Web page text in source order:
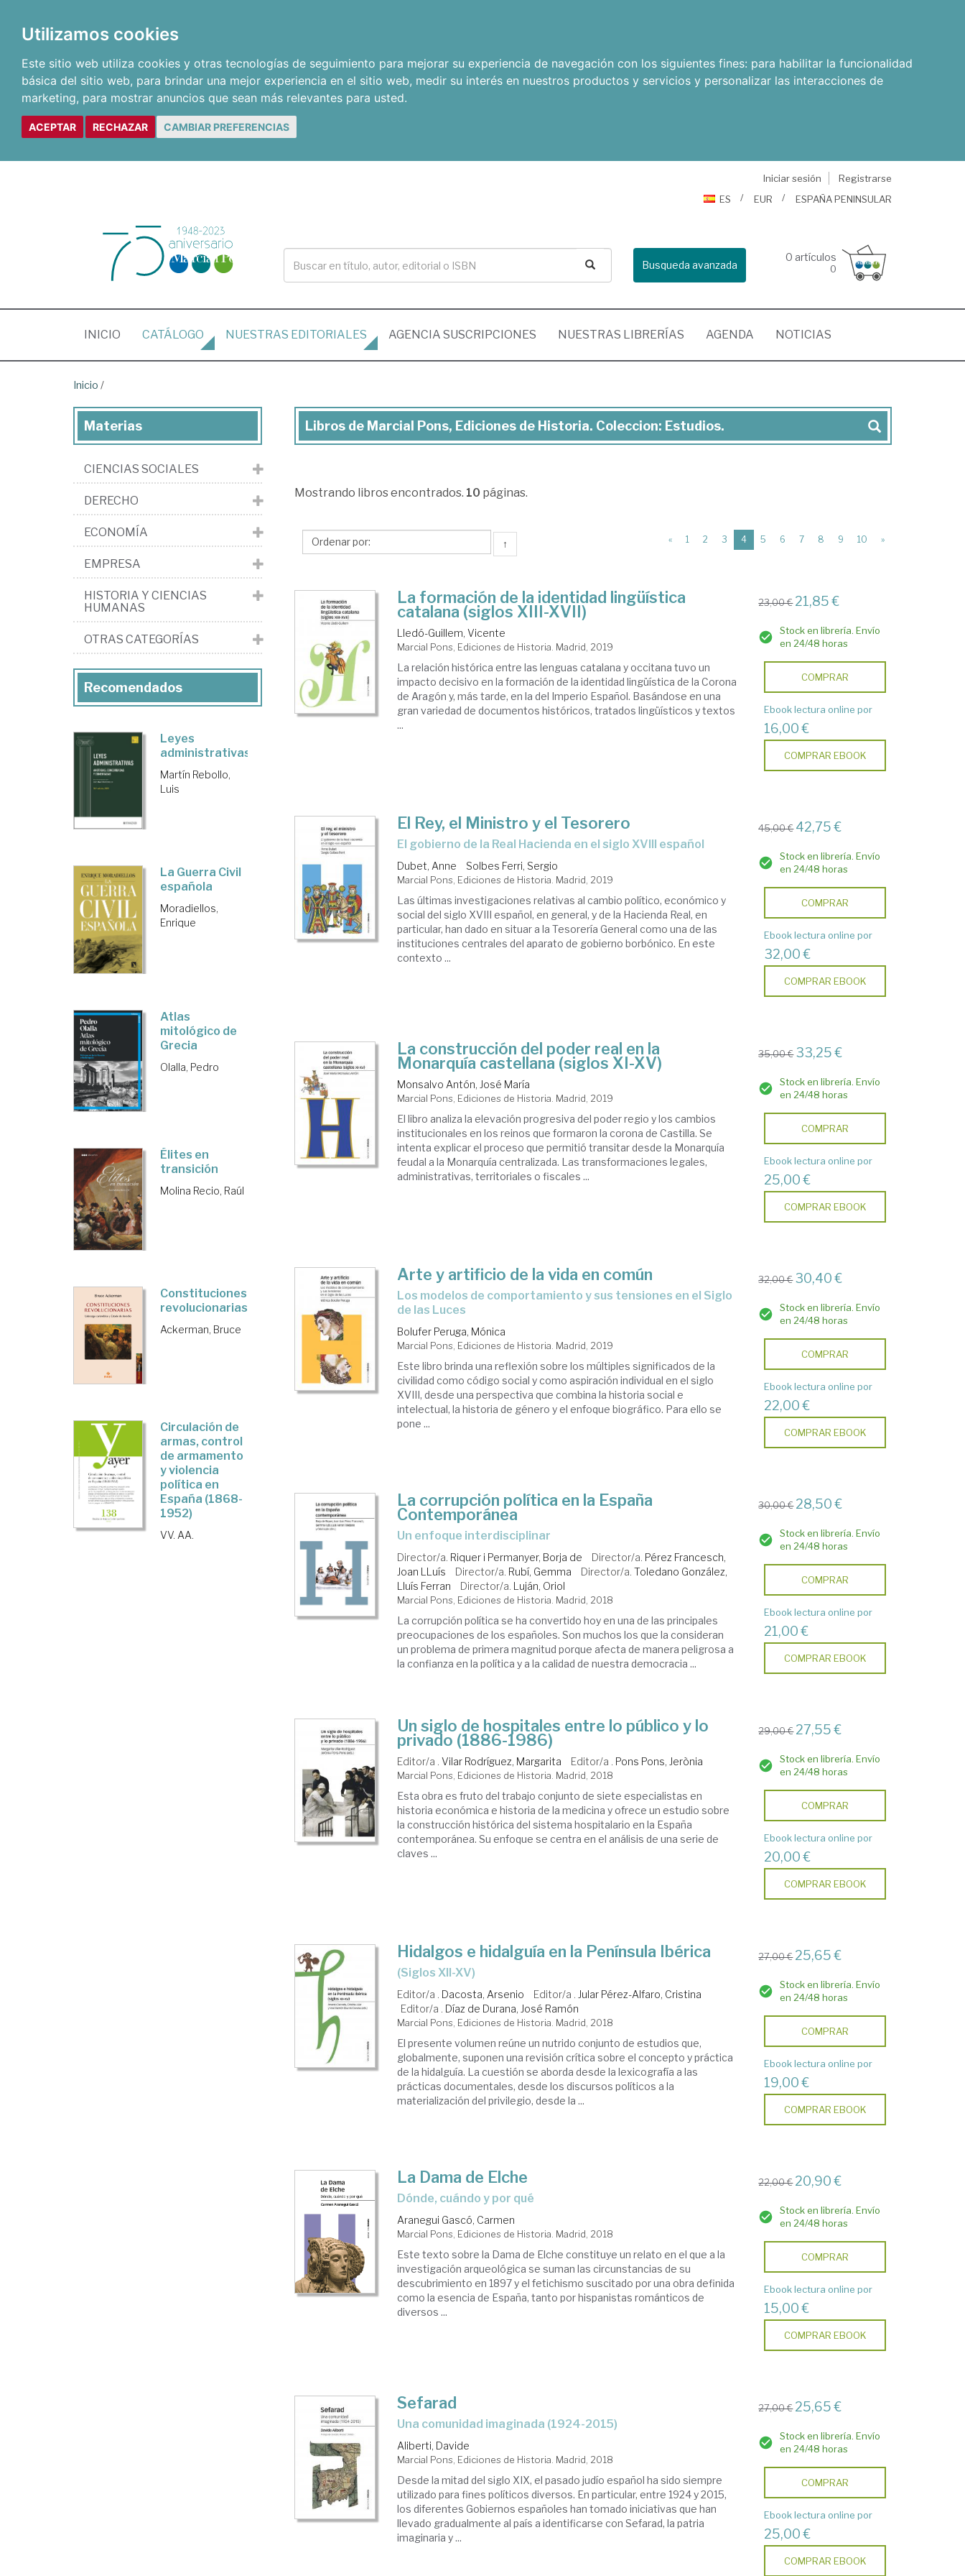
Utilizamos cookies
Este sitio web utiliza cookies y otras tecnologías de seguimiento para mejorar su experiencia de navegación con los siguientes fines: para habilitar la funcionalidad
básica del sitio web, para brindar una mejor experiencia en el sitio web, medir su interés en nuestros productos y servicios y personalizar las interacciones de
marketing, para mostrar anuncios que sean más relevantes para usted.
ACEPTAR RECHAZAR CAMBIAR PREFERENCIAS
Iniciar sesión
Registrarse
ES
EUR ESPAÑA PENINSULAR
Busqueda avanzada
0 artículos
0
INICIO (CURRENT)
CATÁLOGO NUESTRAS EDITORIALES AGENCIA SUSCRIPCIONES NUESTRAS LIBRERÍAS AGENDA NOTICIAS
Inicio /
Marcial
de
Coleccion:
Libros de Marcial Pons, Ediciones de Historia. Coleccion: Estudios.
Mostrando libros encontrados. 10 páginas.
↑ « 1 2 3 4(current)
5 6 7 8 9 10 »
La formación de la identidad lingüística
catalana (siglos XIII-XVII)
Lledó-Guillem, Vicente
Marcial Pons, Ediciones de Historia. Madrid, 2019
La relación histórica entre las lenguas catalana y occitana tuvo un
impacto decisivo en la formación de la identidad lingüística de la Corona
de Aragón y, más tarde, en la del Imperio Español. Basándose en una
gran variedad de documentos históricos, tratados lingüísticos y textos
...
23,00 € 21,85 €
Stock en librería. Envío
en 24/48 horas
COMPRAR
Ebook lectura online por
16,00 €
COMPRAR EBOOK
El Rey, el Ministro y el Tesorero
el gobierno de la Real Hacienda en el siglo XVIII español
Dubet, Anne Solbes Ferri, Sergio
Marcial Pons, Ediciones de Historia. Madrid, 2019
Las últimas investigaciones relativas al cambio político, económico y
social del siglo XVIII español, en general, y de la Hacienda Real, en
particular, han dado en situar a la Tesorería General como una de las
instituciones centrales del aparato de gobierno borbónico. En este
contexto ...
45,00 € 42,75 €
Stock en librería. Envío
en 24/48 horas
COMPRAR
Ebook lectura online por
32,00 €
COMPRAR EBOOK
La construcción del poder real en la
Monarquía castellana (siglos XI-XV)
Monsalvo Antón, José María
Marcial Pons, Ediciones de Historia. Madrid, 2019
El libro analiza la elevación progresiva del poder regio y los cambios
institucionales en los reinos que formaron la corona de Castilla. Se
intenta explicar el proceso que permitió transitar desde la Monarquía
feudal a la Monarquía centralizada. Las transformaciones legales,
administrativas, territoriales o fiscales ...
35,00 € 33,25 €
Stock en librería. Envío
en 24/48 horas
COMPRAR
Ebook lectura online por
25,00 €
COMPRAR EBOOK
Arte y artificio de la vida en común
los modelos de comportamiento y sus tensiones en el Siglo
de las Luces
Bolufer Peruga, Mónica
Marcial Pons, Ediciones de Historia. Madrid, 2019
Este libro brinda una reflexión sobre los múltiples significados de la
civilidad como código social y como aspiración individual en el siglo
XVIII, desde una perspectiva que combina la historia social e
intelectual, la historia de género y el enfoque biográfico. Para ello se
pone ...
32,00 € 30,40 €
Stock en librería. Envío
en 24/48 horas
COMPRAR
Ebook lectura online por
22,00 €
COMPRAR EBOOK
La corrupción política en la España
Contemporánea
un enfoque interdisciplinar
Director/a. Riquer i Permanyer, Borja de Director/a. Pérez Francesch,
Joan LLuís
Director/a. Rubí, Gemma Director/a.Toledano González,
Lluís Ferran
Director/a. Luján, Oriol
Marcial Pons, Ediciones de Historia. Madrid, 2018
La corrupción política se ha convertido hoy en una de las principales
preocupaciones de los españoles. Son muchos los que la consideran
un problema de primera magnitud porque afecta de manera peligrosa a
la confianza en la política y a la calidad de nuestra democracia ...
30,00 € 28,50 €
Stock en librería. Envío
en 24/48 horas
COMPRAR
Ebook lectura online por
21,00 €
COMPRAR EBOOK
Un siglo de hospitales entre lo público y lo
privado (1886-1986)
Editor/a .Vilar Rodríguez, Margarita Editor/a . Pons Pons, Jerònia
Marcial Pons, Ediciones de Historia. Madrid, 2018
Esta obra es fruto del trabajo conjunto de siete especialistas en
historia económica e historia de la medicina y ofrece un estudio sobre
la construcción histórica del sistema hospitalario en la España
contemporánea. Su enfoque se centra en el análisis de una serie de
claves ...
29,00 € 27,55 €
Stock en librería. Envío
en 24/48 horas
COMPRAR
Ebook lectura online por
20,00 €
COMPRAR EBOOK
Hidalgos e hidalguía en la Península Ibérica
(siglos XII-XV)
Editor/a . Dacosta, Arsenio Editor/a . Jular Pérez-Alfaro, Cristina
Editor/a . Díaz de Durana, José Ramón
Marcial Pons, Ediciones de Historia. Madrid, 2018
El presente volumen reúne un nutrido conjunto de estudios que,
globalmente, suponen una revisión crítica sobre el concepto y práctica
de la hidalguía. La cuestión se aborda desde la lexicografía a las
prácticas documentales, desde los discursos políticos a la
materialización del privilegio, desde la ...
27,00 € 25,65 €
Stock en librería. Envío
en 24/48 horas
COMPRAR
Ebook lectura online por
19,00 €
COMPRAR EBOOK
La Dama de Elche
dónde, cuándo y por qué
Aranegui Gascó, Carmen
Marcial Pons, Ediciones de Historia. Madrid, 2018
Este texto sobre la Dama de Elche constituye un relato en el que a la
investigación arqueológica se suman las circunstancias de su
descubrimiento en 1897 y el fetichismo suscitado por una obra definida
como la esencia de España, tanto por hispanistas románticos de
diversos ...
22,00 € 20,90 €
Stock en librería. Envío
en 24/48 horas
COMPRAR
Ebook lectura online por
15,00 €
COMPRAR EBOOK
Sefarad
una comunidad imaginada (1924-2015)
Aliberti, Davide
Marcial Pons, Ediciones de Historia. Madrid, 2018
Desde la mitad del siglo XIX, el pasado judío español ha sido siempre
utilizado para fines políticos diversos. En particular, entre 1924 y 2015,
los diferentes Gobiernos españoles han tomado iniciativas que han
llevado gradualmente al país a identificarse con Sefarad, la patria
imaginaria y ...
27,00 € 25,65 €
Stock en librería. Envío
en 24/48 horas
COMPRAR
Ebook lectura online por
25,00 €
COMPRAR EBOOK
Materias
CIENCIAS SOCIALES
DERECHO
ECONOMÍA
EMPRESA
HISTORIA Y CIENCIAS
HUMANAS
OTRAS CATEGORÍAS
Recomendados
Leyes
administrativas
Martín Rebollo,
Luis
La Guerra Civil
española
Moradiellos,
Enrique
Atlas
mitológico de
Grecia
Olalla, Pedro
Élites en
transición
Molina Recio, Raúl
Constituciones
revolucionarias
Ackerman, Bruce
Circulación de
armas, control
de armamento
y violencia
política en
España (1868-
1952)
VV. AA.